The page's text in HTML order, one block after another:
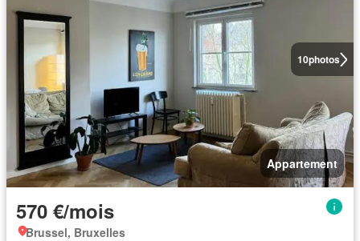
10photos
Appartement
570 €/mois
Brussel, Bruxelles